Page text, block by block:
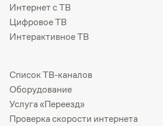
Интернет с ТВ
Цифровое ТВ
Интерактивное ТВ
Список ТВ-каналов
Оборудование
Услуга «Переезд»
Проверка скорости интернета